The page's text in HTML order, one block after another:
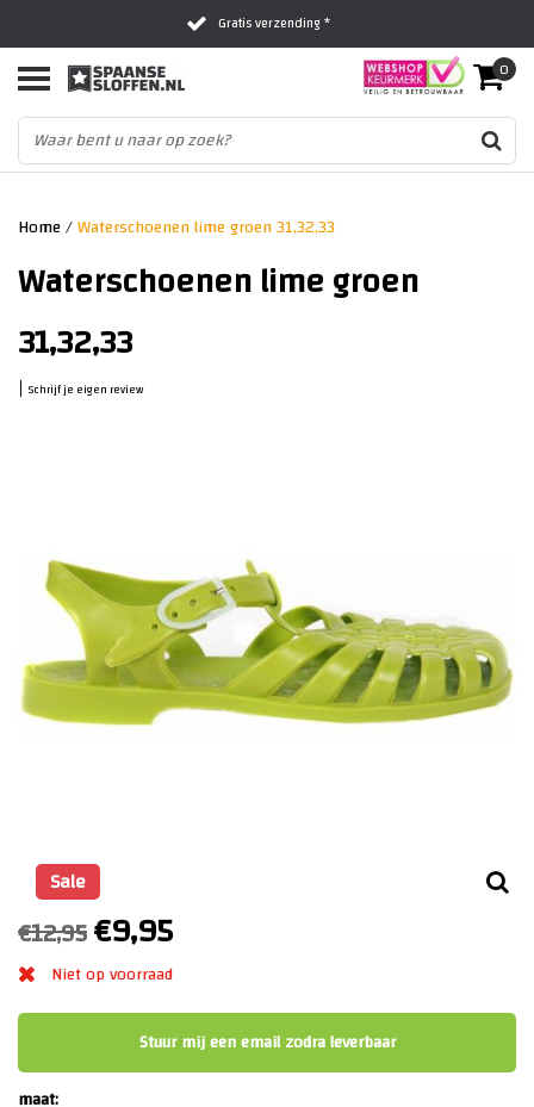
Gratis verzending *
Al 16 jaar het vertrouwde adres
Fysieke winkel in Zwolle
0
Home/Waterschoenen lime groen 31,32,33
Waterschoenen lime groen
31,32,33
| Schrijf je eigen review
Sale
€12,95€9,95
Niet op voorraad
Stuur mij een email zodra leverbaar
maat: